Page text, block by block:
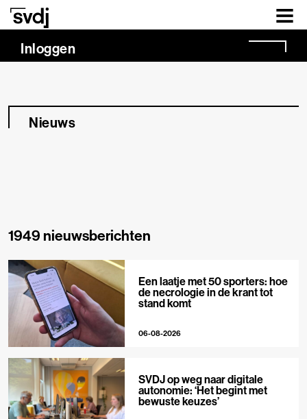
Naar hoofdinhoud
Inloggen
Nieuws
1949 nieuwsberichten
Een laatje met 50 sporters: hoe
de necrologie in de krant tot
stand komt
06-08-2026
SVDJ op weg naar digitale
autonomie: ‘Het begint met
bewuste keuzes’